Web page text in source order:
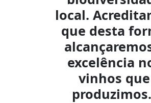
local.
que desta
excelência
vinhos que